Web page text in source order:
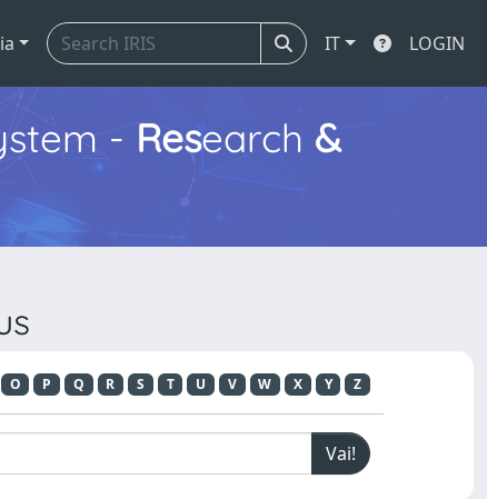
IT LOGIN
- Research &
O P Q R S T U V W X Y Z